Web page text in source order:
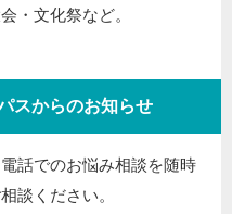
・文化祭など。
スからのお知らせ
話でのお悩み相談を随時
談ください。